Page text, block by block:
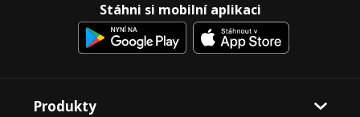
Stáhni si mobilní aplikaci
Produkty